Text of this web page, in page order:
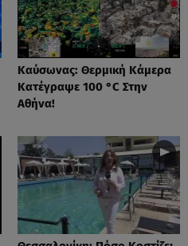
Καύσωνας: Θερμική Κάμερα
Κατέγραψε 100 °C Στην
Αθήνα!